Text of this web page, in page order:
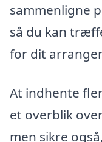
sammenligne
så du kan
for dit
At indhente
et overblik
men sikre